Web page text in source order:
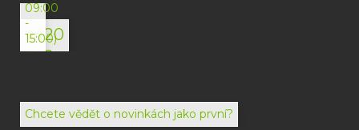
+420
792
072
09:00
-
15:00)
Chcete vědět o novinkách jako první?